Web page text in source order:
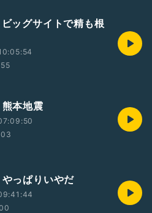
ッグサイトで精も根
本地震
っぱりいやだ